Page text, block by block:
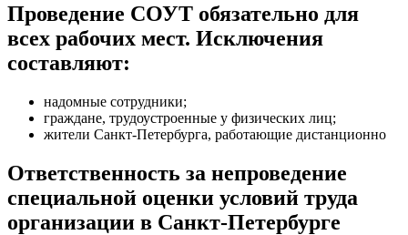
Проведение СОУТ обязательно для
всех рабочих мест. Исключения
составляют:
надомные сотрудники;
граждане, трудоустроенные у физических лиц;
жители Санкт-Петербурга, работающие дистанционно
Ответственность за непроведение
специальной оценки условий труда
организации в Санкт-Петербурге